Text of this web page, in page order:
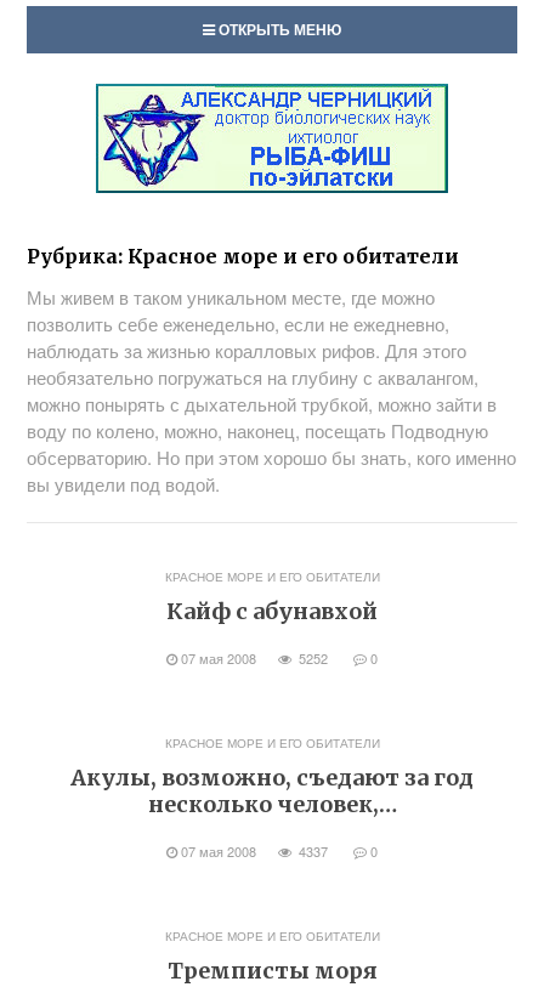
ОТКРЫТЬ МЕНЮ
Рубрика: Красное море и его обитатели
Мы живем в таком уникальном месте, где можно
позволить себе еженедельно, если не ежедневно,
наблюдать за жизнью коралловых рифов. Для этого
необязательно погружаться на глубину с аквалангом,
можно понырять с дыхательной трубкой, можно зайти в
воду по колено, можно, наконец, посещать Подводную
обсерваторию. Но при этом хорошо бы знать, кого именно
вы увидели под водой.
КРАСНОЕ МОРЕ И ЕГО ОБИТАТЕЛИ
Кайф с абунавхой
07 мая 2008 5252 0
КРАСНОЕ МОРЕ И ЕГО ОБИТАТЕЛИ
Акулы, возможно, съедают за год
несколько человек,…
07 мая 2008 4337 0
КРАСНОЕ МОРЕ И ЕГО ОБИТАТЕЛИ
Тремписты моря